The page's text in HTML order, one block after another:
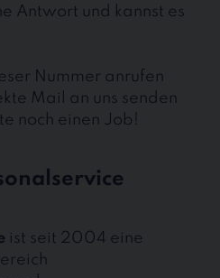
Antwort und kannst es
Nummer anrufen
Mail an uns senden
noch einen Job!
ist seit 2004 eine